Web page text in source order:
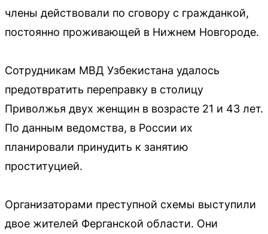
члены действовали по сговору с гражданкой,
постоянно проживающей в Нижнем Новгороде.
Сотрудникам МВД Узбекистана удалось
предотвратить переправку в столицу
Приволжья двух женщин в возрасте 21 и 43 лет.
По данным ведомства, в России их
планировали принудить к занятию
проституцией.
Организаторами преступной схемы выступили
двое жителей Ферганской области. Они